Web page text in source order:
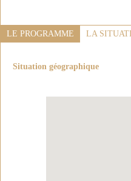
LE PROGRAMME LA
Situation géographique